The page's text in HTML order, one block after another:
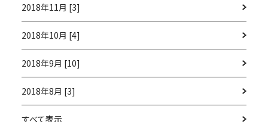
2018年11月 [3]
2018年10月 [4]
2018年9月 [10]
2018年8月 [3]
すべて表示